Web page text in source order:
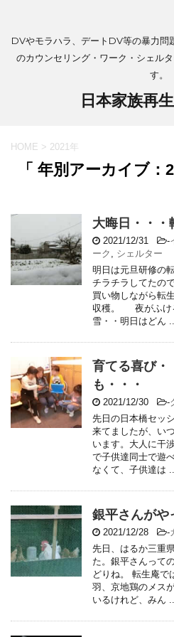
DVやモラハラ、デートDV等の暴力問
のカウンセリング・ワーク・シェル
す。
日本家族再
HOME > 2021年
「 年別アーカイブ：
大晦日・・・
2021/12/31 -
ーク , シェルター
明日は元旦研修の
チラチラしてたの
買い物しながら
収穫。 夜がふけ
雪・・明日はどん
育てる喜び・
も・・・
2021/12/30 -
先日の日本橋セッ
来てましたが、い
います。大人に干
で子供達同士で遊
なくて、子供達は
銀平さんがや
2021/12/28 -
先日、はるか三重
た。銀平さんって
どりね。 転生庵で
羽、京地鶏のメス
いるけれど、みん